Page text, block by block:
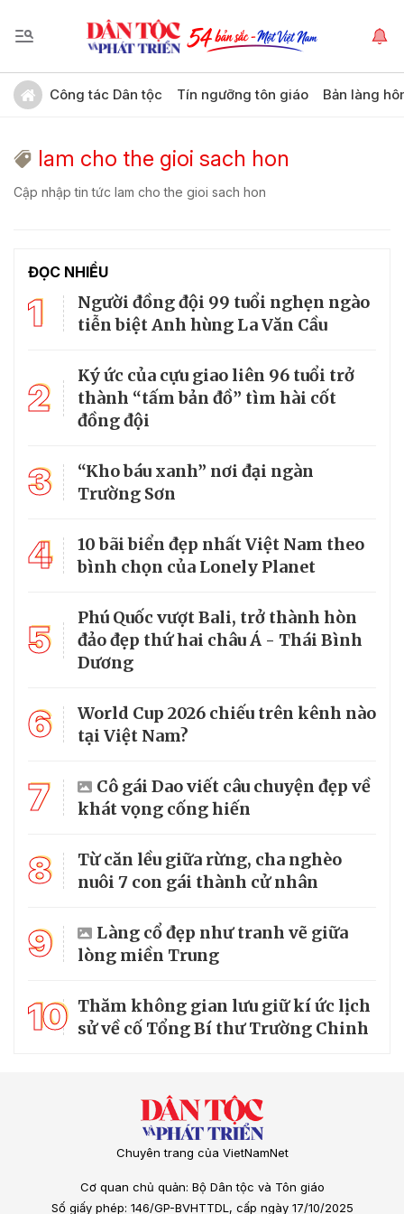
Công tác Dân tộc Tín ngưỡng tôn giáo Bản làng
lam cho the gioi sach hon
Cập nhập tin tức lam cho the gioi sach hon
ĐỌC NHIỀU
1
Người đồng đội 99 tuổi nghẹn ngào
tiễn biệt Anh hùng La Văn Cầu
2
Ký ức của cựu giao liên 96 tuổi trở
thành “tấm bản đồ” tìm hài cốt
đồng đội
3
“Kho báu xanh” nơi đại ngàn
Trường Sơn
4
10 bãi biển đẹp nhất Việt Nam theo
bình chọn của Lonely Planet
5
Phú Quốc vượt Bali, trở thành hòn
đảo đẹp thứ hai châu Á - Thái Bình
Dương
6
World Cup 2026 chiếu trên kênh nào
tại Việt Nam?
7
Cô gái Dao viết câu chuyện đẹp về
khát vọng cống hiến
8
Từ căn lều giữa rừng, cha nghèo
nuôi 7 con gái thành cử nhân
9
Làng cổ đẹp như tranh vẽ giữa
lòng miền Trung
10 Thăm không gian lưu giữ kí ức lịch
sử về cố Tổng Bí thư Trường Chinh
Chuyên trang của VietNamNet
Cơ quan chủ quản: Bộ Dân tộc và Tôn giáo
Số giấy phép: 146/GP-BVHTTDL, cấp ngày 17/10/2025